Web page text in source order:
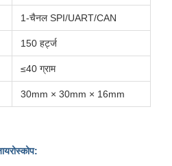
1-चैनल SPI/UART/CAN
150 हर्ट्ज
≤40 ग्राम
30mm × 30mm × 16mm